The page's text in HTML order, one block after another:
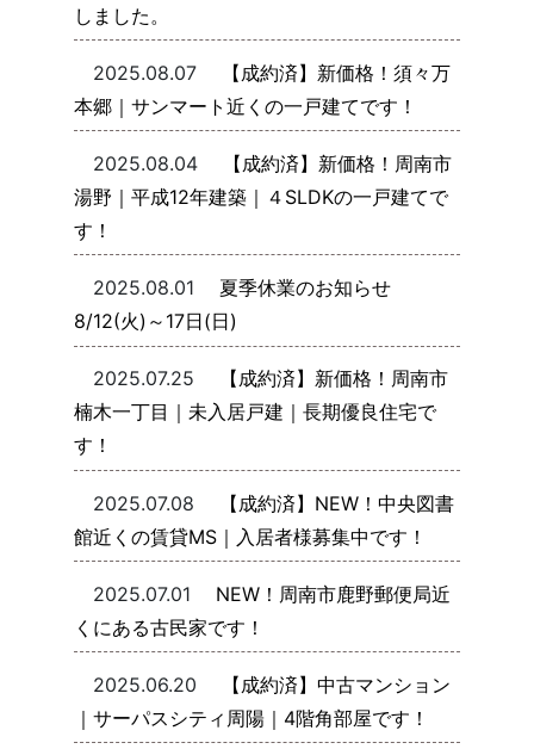
しました。
2025.08.07
【成約済】新価格！須々万
本郷｜サンマート近くの一戸建てです！
2025.08.04
【成約済】新価格！周南市
湯野｜平成12年建築｜４SLDKの一戸建てで
す！
2025.08.01
夏季休業のお知らせ
8/12(火)～17日(日)
2025.07.25
【成約済】新価格！周南市
楠木一丁目｜未入居戸建｜長期優良住宅で
す！
2025.07.08
【成約済】NEW！中央図書
館近くの賃貸MS｜入居者様募集中です！
2025.07.01
NEW！周南市鹿野郵便局近
くにある古民家です！
2025.06.20
【成約済】中古マンション
｜サーパスシティ周陽｜4階角部屋です！